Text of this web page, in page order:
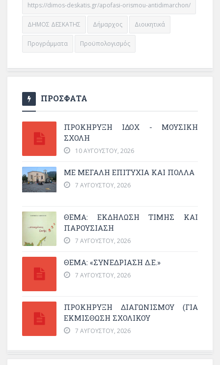
https://dimos-deskatis.gr/apofasi-orismou-antidimarchon/
ΔΗΜΟΣ ΔΕΣΚΑΤΗΣ Δήμαρχος Διοικητικά
Προγράμματα Προϋπολογισμός
ΠΡΟΣΦΑΤΑ
ΠΡΟΚΗΡΥΞΗ ΙΔΟΧ - ΜΟΥΣΙΚΗ
ΣΧΟΛΗ
10 ΑΥΓΟΎΣΤΟΥ, 2026
ΜΕ ΜΕΓΆΛΗ ΕΠΙΤΥΧΊΑ ΚΑΙ ΠΟΛΛΆ
7 ΑΥΓΟΎΣΤΟΥ, 2026
ΘΈΜΑ: ΕΚΔΉΛΩΣΗ ΤΙΜΉΣ ΚΑΙ
ΠΑΡΟΥΣΊΑΣΗ
7 ΑΥΓΟΎΣΤΟΥ, 2026
ΘΕΜΑ: «ΣΥΝΕΔΡΊΑΣΗ Δ.Ε.»
7 ΑΥΓΟΎΣΤΟΥ, 2026
ΠΡΟΚΗΡΥΞΗ ΔΙΑΓΩΝΙΣΜΟΥ (ΓΙΑ
ΕΚΜΊΣΘΩΣΗ ΣΧΟΛΙΚΟΎ
7 ΑΥΓΟΎΣΤΟΥ, 2026